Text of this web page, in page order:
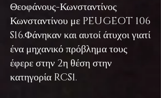
Θεοφάνους-Κωνσταντίνος
Κωνσταντίνου με PEUGEOT 106
S16.Φάνηκαν και αυτοί άτυχοι γιατί
ένα μηχανικό πρόβλημα τους
έφερε στην 2η θέση στην
κατηγορία RCS1.